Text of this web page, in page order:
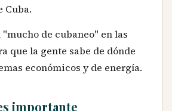
Cuba.
de cubaneo" en las
que la gente sabe de dónde
económicos y de energía.
importante